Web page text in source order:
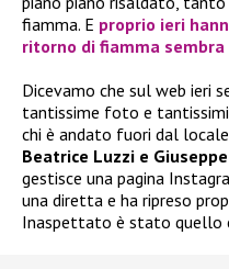
fiamma. E proprio ieri
ritorno di fiamma sembra
Dicevamo che sul web ieri
tantissime foto e tantissimi
chi è andato fuori dal
Beatrice Luzzi e
gestisce una pagina
una diretta e ha ripreso
Inaspettato è stato quello